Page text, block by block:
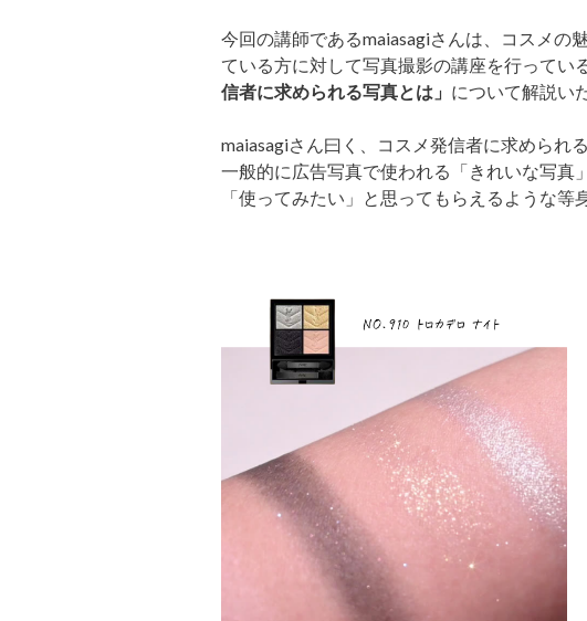
今回の講師であるmaiasagiさんは、コスメの
ている方に対して写真撮影の講座を行ってい
信者に求められる写真とは」 について解説い
maiasagiさん曰く、コスメ発信者に求められ
一般的に広告写真で使われる「きれいな写真
「使ってみたい」と思ってもらえるような等